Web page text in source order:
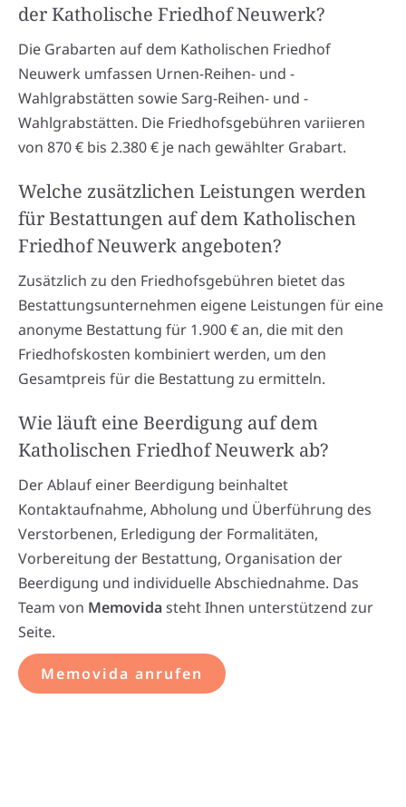
der Katholische Friedhof Neuwerk?
Die Grabarten auf dem Katholischen Friedhof
Neuwerk umfassen Urnen-Reihen- und -
Wahlgrabstätten sowie Sarg-Reihen- und -
Wahlgrabstätten. Die Friedhofsgebühren variieren
von 870 € bis 2.380 € je nach gewählter Grabart.
Welche zusätzlichen Leistungen werden
für Bestattungen auf dem Katholischen
Friedhof Neuwerk angeboten?
Zusätzlich zu den Friedhofsgebühren bietet das
Bestattungsunternehmen eigene Leistungen für eine
anonyme Bestattung für 1.900 € an, die mit den
Friedhofskosten kombiniert werden, um den
Gesamtpreis für die Bestattung zu ermitteln.
Wie läuft eine Beerdigung auf dem
Katholischen Friedhof Neuwerk ab?
Der Ablauf einer Beerdigung beinhaltet
Kontaktaufnahme, Abholung und Überführung des
Verstorbenen, Erledigung der Formalitäten,
Vorbereitung der Bestattung, Organisation der
Beerdigung und individuelle Abschiednahme. Das
Team von Memovidasteht Ihnen unterstützend zur
Seite.
Memovida anrufen